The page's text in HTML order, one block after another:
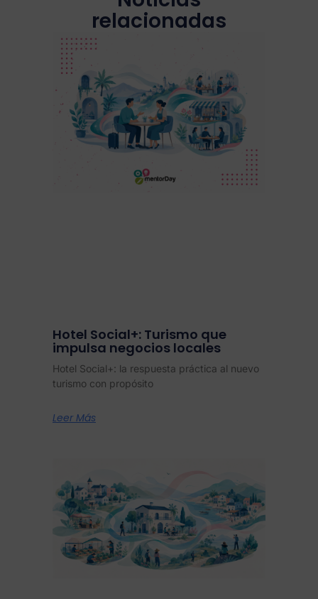
relacionadas
Hotel Social+: Turismo que
impulsa negocios locales
Hotel Social+: la respuesta práctica al nuevo
turismo con propósito
Leer Más